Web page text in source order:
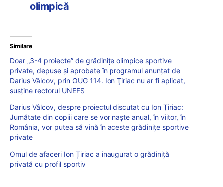
olimpică
Similare
Doar „3-4 proiecte” de grădiniţe olimpice sportive
private, depuse şi aprobate în programul anunţat de
Darius Vâlcov, prin OUG 114. Ion Ţiriac nu ar fi aplicat,
susţine rectorul UNEFS
Darius Vâlcov, despre proiectul discutat cu Ion Ţiriac:
Jumătate din copiii care se vor naşte anual, în viitor, în
România, vor putea să vină în aceste grădiniţe sportive
private
Omul de afaceri Ion Țiriac a inaugurat o grădiniță
privată cu profil sportiv